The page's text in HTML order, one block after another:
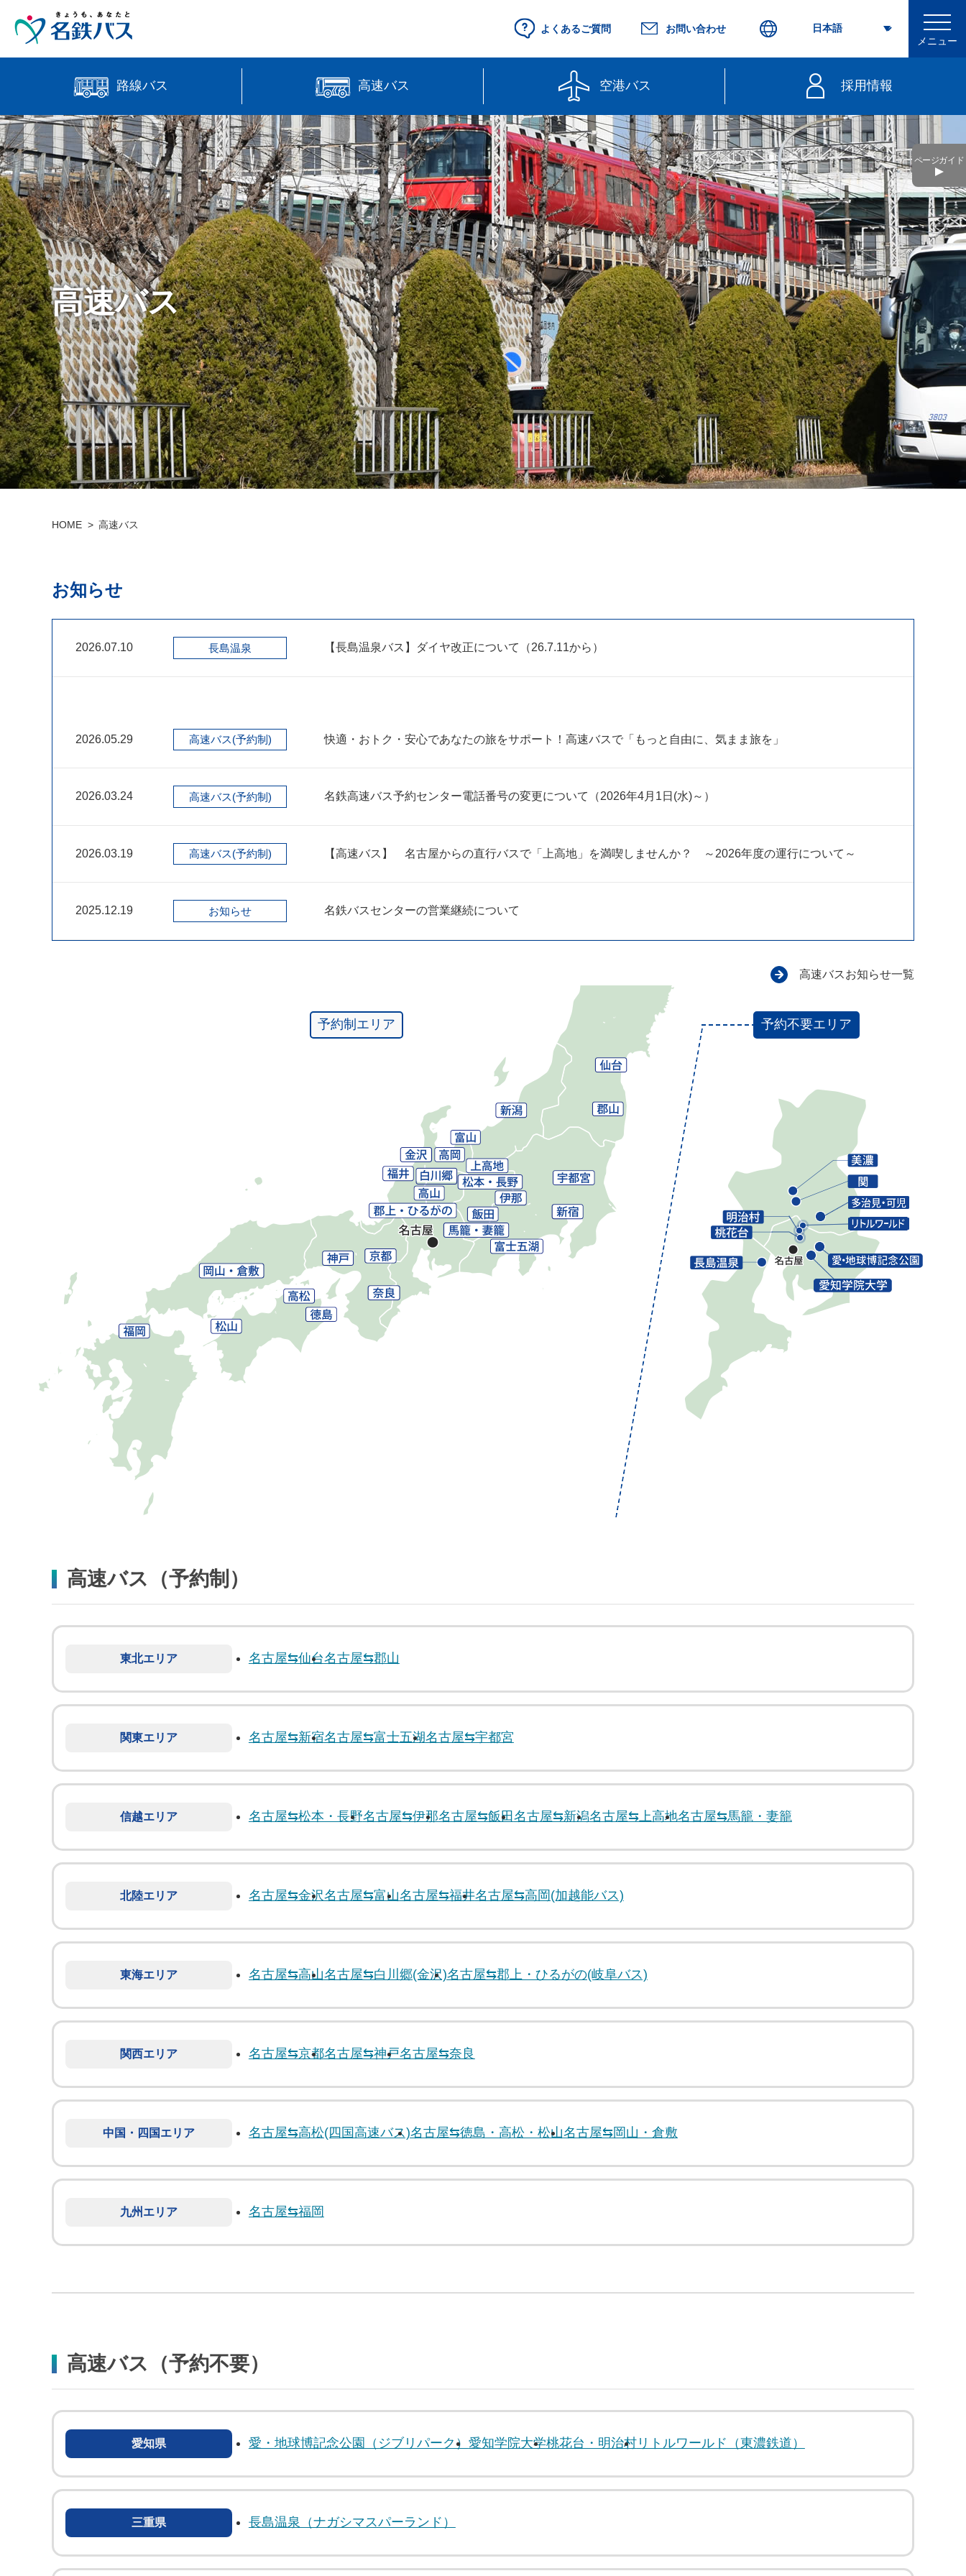
よくあるご質問
お問い合わせ
メニュー
路線バス
時刻・運賃検索 路線図 きっぷ
バス位置情報 のりば案内 web延着証明書
manaca 営業所案内
高速バス
高速バス（予約制） 高速バス（予約不要）
空港バス
中部国際空港セントレア行
【直行路線】
県営名古屋空港行
【直行路線】
採用情報
高速バス
HOME 高速バス
お知らせ
2026.07.10 長島温泉 【長島温泉バス】ダイヤ改正について（26.7.11から）
2026.05.29 高速バス(予約制) 快適・おトク・安心であなたの旅をサポート！高速バスで「もっと自由に、気まま旅を」
2026.03.24 高速バス(予約制) 名鉄高速バス予約センター電話番号の変更について（2026年4月1日(水)～）
2026.03.19 高速バス(予約制) 【高速バス】 名古屋からの直行バスで「上高地」を満喫しませんか？ ～2026年度の運行について～
2025.12.19 お知らせ 名鉄バスセンターの営業継続について
高速バスお知らせ一覧
予約制エリア 予約不要エリア
高速バス（予約制）
東北エリア 名古屋⇆仙台名古屋⇆郡山
関東エリア 名古屋⇆新宿名古屋⇆富士五湖名古屋⇆宇都宮
信越エリア 名古屋⇆松本・長野名古屋⇆伊那名古屋⇆飯田 名古屋⇆新潟名古屋⇆上高地名古屋⇆馬籠・妻籠
北陸エリア 名古屋⇆金沢名古屋⇆富山名古屋⇆福井名古屋⇆高岡(加越能バス)
東海エリア 名古屋⇆高山名古屋⇆白川郷(金沢)名古屋⇆郡上・ひるがの(岐阜バス)
関西エリア 名古屋⇆京都名古屋⇆神戸名古屋⇆奈良
中国・四国エリア 名古屋⇆高松(四国高速バス)名古屋⇆徳島・高松・松山名古屋⇆岡山・倉敷
九州エリア 名古屋⇆福岡
高速バス（予約不要）
愛知県 愛・地球博記念公園（ジブリパーク） 愛知学院大学桃花台・明治村リトルワールド（東濃鉄道）
三重県 長島温泉（ナガシマスパーランド）
ページガイド